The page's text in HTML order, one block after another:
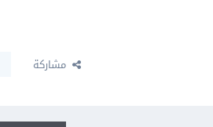
مشاركة